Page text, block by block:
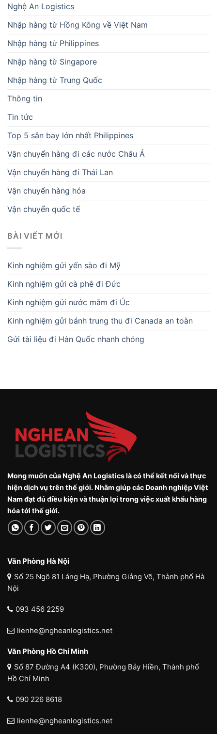
Nghệ An Logistics
Nhập hàng từ Hồng Kông về Việt Nam
Nhập hàng từ Philippines
Nhập hàng từ Singapore
Nhập hàng từ Trung Quốc
Thông tin
Tin tức
Top 5 sân bay lớn nhất Philippines
Vận chuyển hàng đi các nước Châu Á
Vận chuyển hàng đi Thái Lan
Vận chuyển hàng hóa
Vận chuyển quốc tế
BÀI VIẾT MỚI
Kinh nghiệm gửi yến sào đi Mỹ
Kinh nghiệm gửi cà phê đi Đức
Kinh nghiệm gửi nước mắm đi Úc
Kinh nghiệm gửi bánh trung thu đi Canada an toàn
Gửi tài liệu đi Hàn Quốc nhanh chóng
Mong muốn của Nghệ An Logistics là có thể kết nối và thực
hiện dịch vụ trên thế giới. Nhằm giúp các Doanh nghiệp Việt
Nam đạt đủ điều kiện và thuận lợi trong việc xuất khẩu hàng
hóa tới thế giới.
Văn Phòng Hà Nội
Số 25 Ngõ 81 Láng Hạ, Phường Giảng Võ, Thành phố Hà
Nội
093 456 2259
lienhe@ngheanlogistics.net
Văn Phòng Hồ Chí Minh
Số 87 Đường A4 (K300), Phường Bảy Hiền, Thành phố
Hồ Chí Minh
090 226 8618
lienhe@ngheanlogistics.net